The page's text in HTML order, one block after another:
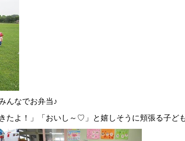
んなでお弁当♪
たよ！」「おいし～♡」と嬉しそうに頬張る子ど